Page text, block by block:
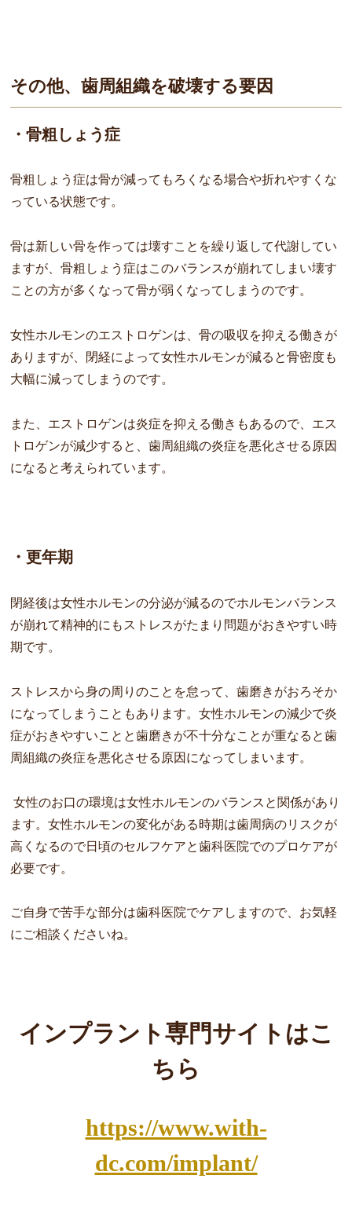
その他、歯周組織を破壊する要因
・骨粗しょう症
骨粗しょう症は骨が減ってもろくなる場合や折れやすくな
っている状態です。
骨は新しい骨を作っては壊すことを繰り返して代謝してい
ますが、骨粗しょう症はこのバランスが崩れてしまい壊す
ことの方が多くなって骨が弱くなってしまうのです。
女性ホルモンのエストロゲンは、骨の吸収を抑える働きが
ありますが、閉経によって女性ホルモンが減ると骨密度も
大幅に減ってしまうのです。
また、エストロゲンは炎症を抑える働きもあるので、エス
トロゲンが減少すると、歯周組織の炎症を悪化させる原因
になると考えられています。
・更年期
閉経後は女性ホルモンの分泌が減るのでホルモンバランス
が崩れて精神的にもストレスがたまり問題がおきやすい時
期です。
ストレスから身の周りのことを怠って、歯磨きがおろそか
になってしまうこともあります。女性ホルモンの減少で炎
症がおきやすいことと歯磨きが不十分なことが重なると歯
周組織の炎症を悪化させる原因になってしまいます。
女性のお口の環境は女性ホルモンのバランスと関係があり
ます。女性ホルモンの変化がある時期は歯周病のリスクが
高くなるので日頃のセルフケアと歯科医院でのプロケアが
必要です。
ご自身で苦手な部分は歯科医院でケアしますので、お気軽
にご相談くださいね。
インプラント専門サイトはこ
ちら
https://www.with-
dc.com/implant/